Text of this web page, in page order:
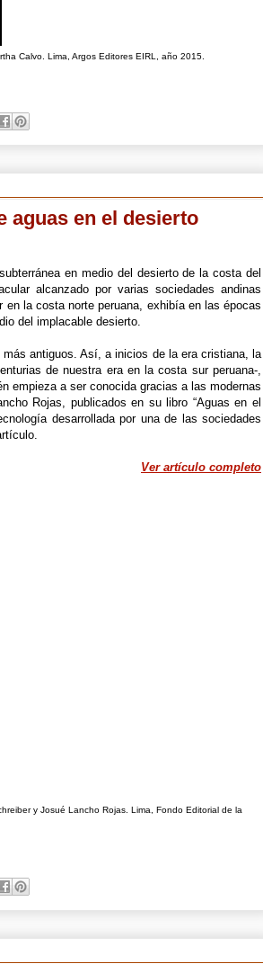
Calvo. Lima, Argos Editores EIRL, año 2015.
aguas en el desierto
en medio del desierto de la costa del
alcanzado por varias sociedades andinas
la costa norte peruana, exhibía en las épocas
del implacable desierto.
antiguos. Así, a inicios de la era cristiana, la
de nuestra era en la costa sur peruana-,
empieza a ser conocida gracias a las modernas
Rojas, publicados en su libro “Aguas en el
desarrollada por una de las sociedades
Ver artículo completo
y Josué Lancho Rojas. Lima, Fondo Editorial de la